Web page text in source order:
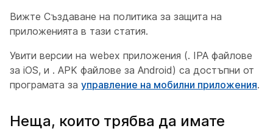
Вижте Създаване на политика за защита на
приложенията в тази статия.
Увити версии на webex приложения (. IPA файлове
за iOS, и . APK файлове за Android) са достъпни от
програмата за управление на мобилни приложения.
Неща, които трябва да имате